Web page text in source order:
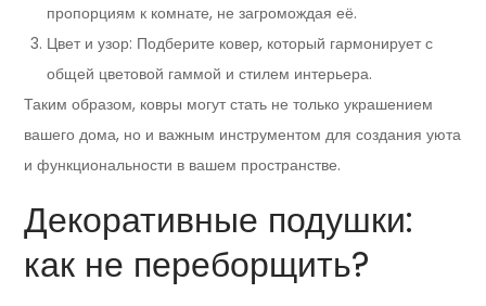
пропорциям к комнате, не загромождая её.
Цвет и узор: Подберите ковер, который гармонирует с
общей цветовой гаммой и стилем интерьера.
Таким образом, ковры могут стать не только украшением
вашего дома, но и важным инструментом для создания уюта
и функциональности в вашем пространстве.
Декоративные подушки:
как не переборщить?